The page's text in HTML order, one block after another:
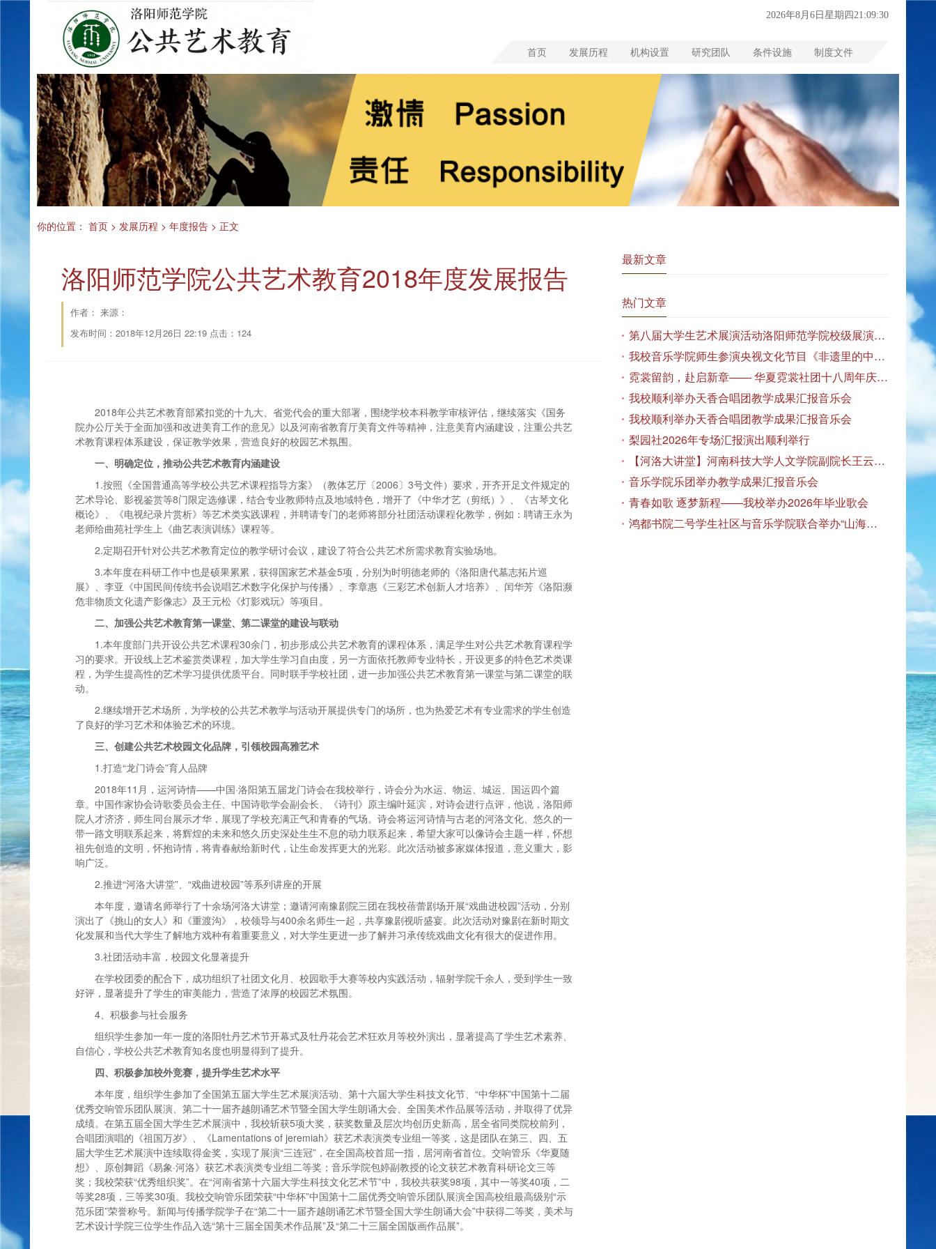
2026年8月6日星期四21:09:31
首页 发展历程 机构设置 研究团队 条件设施 制度文件
你的位置： 首页 > 发展历程 > 年度报告 > 正文
洛阳师范学院公共艺术教育2018年度发展报告
作者： 来源：
发布时间：2018年12月26日 22:19 点击： 124
2018年公共艺术教育部紧扣党的十九大、省党代会的重大部署，围绕学校本科教学审核评估，继续落实《国务
院办公厅关于全面加强和改进美育工作的意见》以及河南省教育厅美育文件等精神，注意美育内涵建设，注重公共艺
术教育课程体系建设，保证教学效果，营造良好的校园艺术氛围。
一、明确定位，推动公共艺术教育内涵建设
1.按照《全国普通高等学校公共艺术课程指导方案》（教体艺厅〔2006〕3号文件）要求，开齐开足文件规定的
艺术导论、影视鉴赏等8门限定选修课，结合专业教师特点及地域特色，增开了《中华才艺（剪纸）》、《古琴文化
概论》、《电视纪录片赏析》等艺术类实践课程，并聘请专门的老师将部分社团活动课程化教学，例如：聘请王永为
老师给曲苑社学生上《曲艺表演训练》课程等。
2.定期召开针对公共艺术教育定位的教学研讨会议，建设了符合公共艺术所需求教育实验场地。
3.本年度在科研工作中也是硕果累累，获得国家艺术基金5项，分别为时明德老师的《洛阳唐代墓志拓片巡
展》、李亚《中国民间传统书会说唱艺术数字化保护与传播》、李章惠《三彩艺术创新人才培养》、闰华芳《洛阳濒
危非物质文化遗产影像志》及王元松《灯影戏玩》等项目。
二、加强公共艺术教育第一课堂、第二课堂的建设与联动
1.本年度部门共开设公共艺术课程30余门，初步形成公共艺术教育的课程体系，满足学生对公共艺术教育课程学
习的要求。开设线上艺术鉴赏类课程，加大学生学习自由度，另一方面依托教师专业特长，开设更多的特色艺术类课
程，为学生提高性的艺术学习提供优质平台。同时联手学校社团，进一步加强公共艺术教育第一课堂与第二课堂的联
动。
2.继续增开艺术场所，为学校的公共艺术教学与活动开展提供专门的场所，也为热爱艺术有专业需求的学生创造
了良好的学习艺术和体验艺术的环境。
三、创建公共艺术校园文化品牌，引领校园高雅艺术
1.打造“龙门诗会”育人品牌
2018年11月，运河诗情——中国·洛阳第五届龙门诗会在我校举行，诗会分为水运、物运、城运、国运四个篇
章。中国作家协会诗歌委员会主任、中国诗歌学会副会长、《诗刊》原主编叶延滨，对诗会进行点评，他说，洛阳师
院人才济济，师生同台展示才华，展现了学校充满正气和青春的气场。诗会将运河诗情与古老的河洛文化、悠久的一
带一路文明联系起来，将辉煌的未来和悠久历史深处生生不息的动力联系起来，希望大家可以像诗会主题一样，怀想
祖先创造的文明，怀抱诗情，将青春献给新时代，让生命发挥更大的光彩。此次活动被多家媒体报道，意义重大，影
响广泛。
2.推进“河洛大讲堂”、“戏曲进校园”等系列讲座的开展
本年度，邀请名师举行了十余场河洛大讲堂；邀请河南豫剧院三团在我校蓓蕾剧场开展“戏曲进校园”活动，分别
演出了《挑山的女人》和《重渡沟》，校领导与400余名师生一起，共享豫剧视听盛宴。此次活动对豫剧在新时期文
化发展和当代大学生了解地方戏种有着重要意义，对大学生更进一步了解并习承传统戏曲文化有很大的促进作用。
3.社团活动丰富，校园文化显著提升
在学校团委的配合下，成功组织了社团文化月、校园歌手大赛等校内实践活动，辐射学院千余人，受到学生一致
好评，显著提升了学生的审美能力，营造了浓厚的校园艺术氛围。
4、积极参与社会服务
组织学生参加一年一度的洛阳牡丹艺术节开幕式及牡丹花会艺术狂欢月等校外演出，显著提高了学生艺术素养、
自信心，学校公共艺术教育知名度也明显得到了提升。
四、积极参加校外竞赛，提升学生艺术水平
本年度，组织学生参加了全国第五届大学生艺术展演活动、第十六届大学生科技文化节、“中华杯”中国第十二届
优秀交响管乐团队展演、第二十一届齐越朗诵艺术节暨全国大学生朗诵大会、全国美术作品展等活动，并取得了优异
成绩。在第五届全国大学生艺术展演中，我校斩获5项大奖，获奖数量及层次均创历史新高，居全省同类院校前列，
合唱团演唱的《祖国万岁》、《Lamentations of jeremiah》获艺术表演类专业组一等奖，这是团队在第三、四、五
届大学生艺术展演中连续取得金奖，实现了展演“三连冠”，在全国高校首屈一指，居河南省首位。交响管乐《华夏随
想》、原创舞蹈《易象·河洛》获艺术表演类专业组二等奖；音乐学院包婷副教授的论文获艺术教育科研论文三等
奖；我校荣获“优秀组织奖”。在“河南省第十六届大学生科技文化艺术节”中，我校共获奖98项，其中一等奖40项，二
等奖28项，三等奖30项。我校交响管乐团荣获“中华杯”中国第十二届优秀交响管乐团队展演全国高校组最高级别“示
范乐团”荣誉称号。新闻与传播学院学子在“第二十一届齐越朗诵艺术节暨全国大学生朗诵大会”中获得二等奖，美术与
艺术设计学院三位学生作品入选“第十三届全国美术作品展”及“第二十三届全国版画作品展”。
最新文章
热门文章
第八届大学生艺术展演活动洛阳师范学院校级展演——艺术作品专场展览在美术与艺术学院顺利开展
我校音乐学院师生参演央视文化节目《非遗里的中国》
霓裳留韵，赴启新章—— 华夏霓裳社团十八周年庆暨毕业季特别演出圆满落幕
我校顺利举办天香合唱团教学成果汇报音乐会
我校顺利举办天香合唱团教学成果汇报音乐会
梨园社2026年专场汇报演出顺利举行
【河洛大讲堂】河南科技大学人文学院副院长王云红教授应邀作专题讲座
音乐学院乐团举办教学成果汇报音乐会
青春如歌 逐梦新程——我校举办2026年毕业歌会
鸿都书院二号学生社区与音乐学院联合举办“山海诗恋”合唱思政汇报音乐会